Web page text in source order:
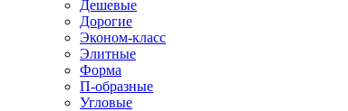
Дешевые
Дорогие
Эконом-класс
Элитные
Форма
П-образные
Угловые